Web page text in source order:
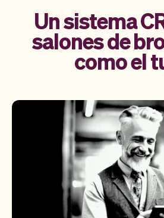
Un sistema
salones de
como el